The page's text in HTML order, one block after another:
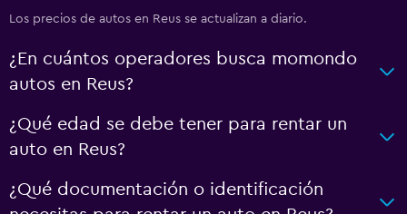
Los precios de autos en Reus se actualizan a diario.
¿En cuántos operadores busca momondo
autos en Reus?
¿Qué edad se debe tener para rentar un
auto en Reus?
¿Qué documentación o identificación